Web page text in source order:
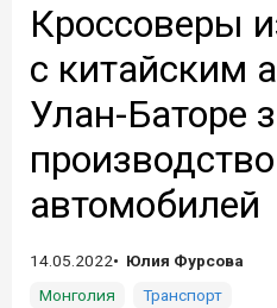
Кроссоверы
с китайским
Улан-Баторе
производство
автомобилей
14.05.2022
Юлия Фурсова
Монголия
Транспорт